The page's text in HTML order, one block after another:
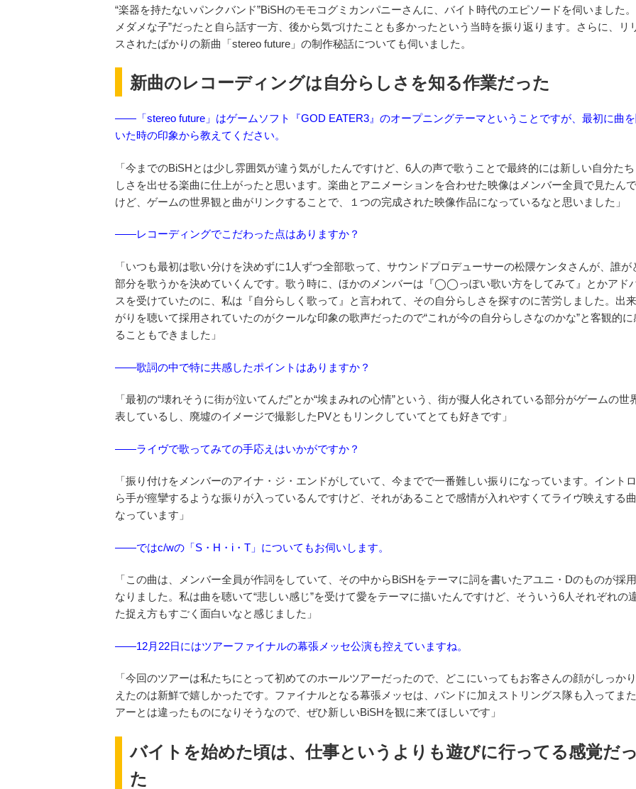
“楽器を持たないパンクバンド”BiSHのモモコグミカンパニーさんに、バイト時代のエピソードを伺いました。
メダメな子”だったと自ら話す一方、後から気づけたことも多かったという当時を振り返ります。さらに、リ
スされたばかりの新曲「stereo future」の制作秘話についても伺いました。
新曲のレコーディングは自分らしさを知る作業だった
——「stereo future」はゲームソフト『GOD EATER3』のオープニングテーマということですが、最初に曲
いた時の印象から教えてください。
「今までのBiSHとは少し雰囲気が違う気がしたんですけど、6人の声で歌うことで最終的には新しい自分たち
しさを出せる楽曲に仕上がったと思います。楽曲とアニメーションを合わせた映像はメンバー全員で見たん
けど、ゲームの世界観と曲がリンクすることで、１つの完成された映像作品になっているなと思いました」
——レコーディングでこだわった点はありますか？
「いつも最初は歌い分けを決めずに1人ずつ全部歌って、サウンドプロデューサーの松隈ケンタさんが、誰が
部分を歌うかを決めていくんです。歌う時に、ほかのメンバーは『◯◯っぽい歌い方をしてみて』とかアド
スを受けていたのに、私は『自分らしく歌って』と言われて、その自分らしさを探すのに苦労しました。出
がりを聴いて採用されていたのがクールな印象の歌声だったので“これが今の自分らしさなのかな”と客観的に
ることもできました」
——歌詞の中で特に共感したポイントはありますか？
「最初の“壊れそうに街が泣いてんだ”とか“埃まみれの心情”という、街が擬人化されている部分がゲームの世
表しているし、廃墟のイメージで撮影したPVともリンクしていてとても好きです」
——ライヴで歌ってみての手応えはいかがですか？
「振り付けをメンバーのアイナ・ジ・エンドがしていて、今までで一番難しい振りになっています。イント
ら手が痙攣するような振りが入っているんですけど、それがあることで感情が入れやすくてライヴ映えする
なっています」
——ではc/wの「S・H・i・T」についてもお伺いします。
「この曲は、メンバー全員が作詞をしていて、その中からBiSHをテーマに詞を書いたアユニ・Dのものが採
なりました。私は曲を聴いて“悲しい感じ”を受けて愛をテーマに描いたんですけど、そういう6人それぞれの
た捉え方もすごく面白いなと感じました」
——12月22日にはツアーファイナルの幕張メッセ公演も控えていますね。
「今回のツアーは私たちにとって初めてのホールツアーだったので、どこにいってもお客さんの顔がしっか
えたのは新鮮で嬉しかったです。ファイナルとなる幕張メッセは、バンドに加えストリングス隊も入ってま
アーとは違ったものになりそうなので、ぜひ新しいBiSHを観に来てほしいです」
バイトを始めた頃は、仕事というよりも遊びに行ってる感覚だっ
た